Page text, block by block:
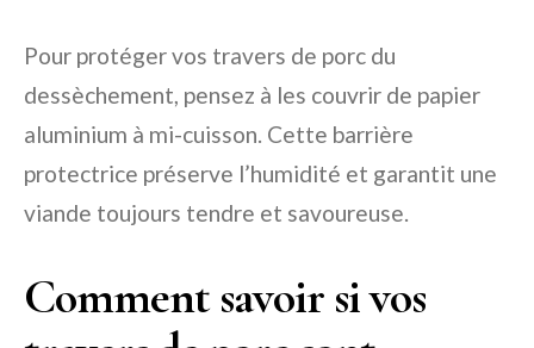
Pour protéger vos travers de porc du
dessèchement, pensez à les couvrir de papier
aluminium à mi-cuisson. Cette barrière
protectrice préserve l’humidité et garantit une
viande toujours tendre et savoureuse.
Comment savoir si vos